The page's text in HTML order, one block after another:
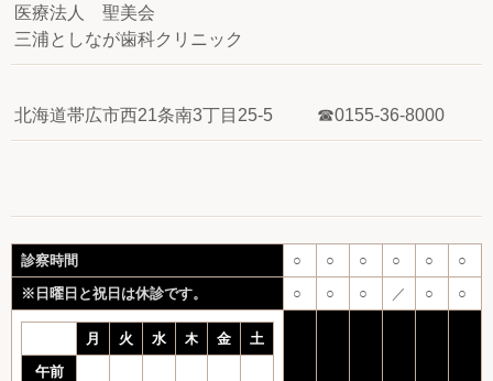
医療法人 聖美会
三浦としなが歯科クリニック
北海道帯広市西21条南3丁目25-5 ☎0155-36-8000
診察時間 ○ ○ ○ ○ ○
○
※日曜日と祝日は休診です。
○ ○ ○ ／ ○ ○
月 火 水 木 金
土
午前